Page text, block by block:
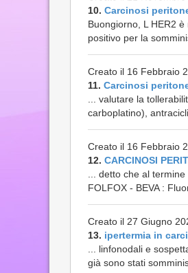
10. Carcinosi
Buongiorno, L HER2
positivo per la
Creato il 16 Febbraio
11. Carcinosi
... valutare la
carboplatino),
Creato il 16 Febbraio
12. CARCINOSI
... detto che al
FOLFOX - BEVA :
Creato il 27 Giugno
13. ipertermia in
... linfonodali e
già sono stati